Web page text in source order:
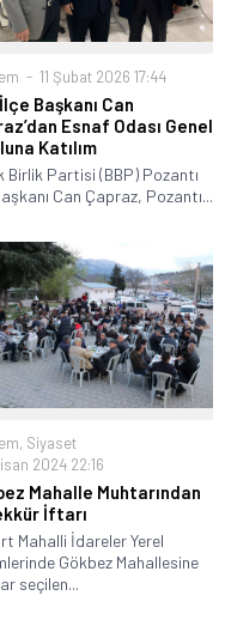
11 Şubat 2026 17:44
Başkanı Can
Esnaf Odası Genel
Katılım
Birlik Partisi (BBP) Pozantı
Can Çapraz, Pozantı...
, Siyaset
2024 22:16
Mahalle Muhtarından
İftarı
Mahalli İdareler Yerel
Gökbez Mahallesine
seçilen...